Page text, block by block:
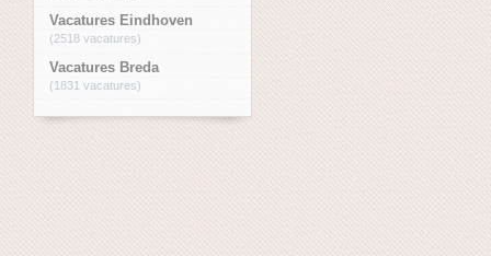
Vacatures Eindhoven
(2518 vacatures)
Vacatures Breda
(1831 vacatures)